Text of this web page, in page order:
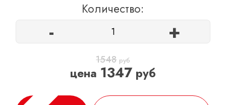
Количество:
- +
1548руб
цена 1347руб